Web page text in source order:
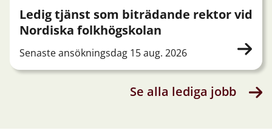
Ledig tjänst som biträdande rektor vid
Nordiska folkhögskolan
Senaste ansökningsdag 15 aug. 2026
Se alla lediga jobb